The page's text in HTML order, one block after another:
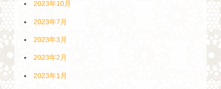
2023年10月
2023年7月
2023年3月
2023年2月
2023年1月